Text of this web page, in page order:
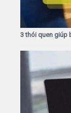
3 thói quen giúp